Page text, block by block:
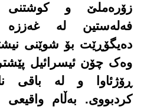
زۆرەملێ و کوشتنی
فەلەستین لە غەززە
دەیگۆڕێت بۆ شوێنی
وەک چۆن ئیسرائیل
ڕۆژئاوا و لە باقی
کردبووی. بەڵام